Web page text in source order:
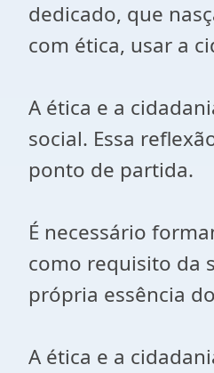
dedicado, que
com ética, usar a
A ética e a
social. Essa
ponto de partida.
É necessário
como requisito da
própria essência
A ética e a